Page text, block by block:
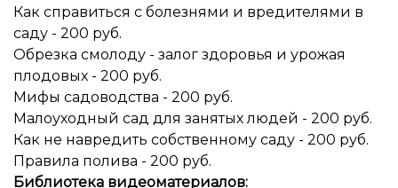
Как справиться с болезнями и вредителями в
саду - 200 руб.
Обрезка смолоду - залог здоровья и урожая
плодовых - 200 руб.
Мифы садоводства - 200 руб.
Малоуходный сад для занятых людей - 200 руб.
Как не навредить собственному саду - 200 руб.
Правила полива - 200 руб.
Библиотека видеоматериалов: